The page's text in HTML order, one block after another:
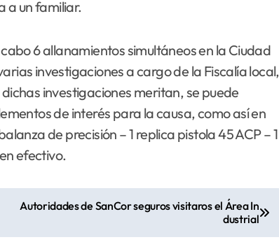
a un familiar.
6 allanamientos simultáneos en la Ciudad
investigaciones a cargo de la Fiscalía local,
investigaciones meritan, se puede
de interés para la causa, como así en
de precisión – 1 replica pistola 45 ACP – 1
efectivo.
Autoridades de SanCor seguros visitaros el Área In
dustrial